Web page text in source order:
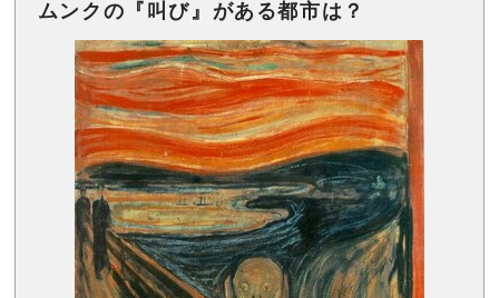
ムンクの『叫び』がある都市は？